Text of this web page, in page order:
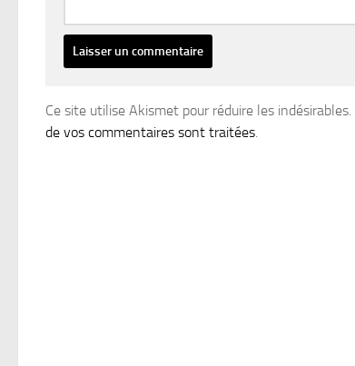
Ce site utilise Akismet pour réduire les indésirables.
de vos commentaires sont traitées.